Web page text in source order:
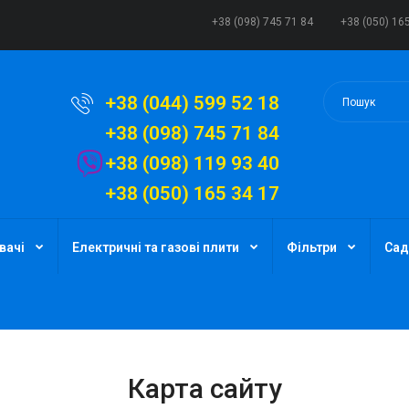
+38 (098) 745 71 84 +38 (050)
+38 (044) 599 52 18
+38 (098) 745 71 84
+38 (098) 119 93 40
+38 (050) 165 34 17
Електричні та газові плити Фільтри
Карта сайту